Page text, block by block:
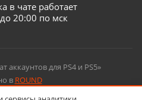
в чате работает
20:00 по мск
аккаунтов для PS4 и PS5»
в ROUND